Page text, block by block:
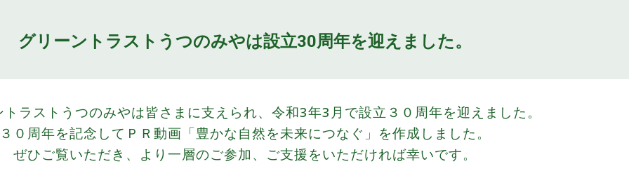
グリーントラストうつのみやは設立30周年を迎えました。
トラストうつのみやは皆さまに支えられ、令和3年3月で設立３０周年を迎えました。
３０周年を記念してＰＲ動画「豊かな自然を未来につなぐ」を作成しました。
ぜひご覧いただき、より一層のご参加、ご支援をいただければ幸いです。